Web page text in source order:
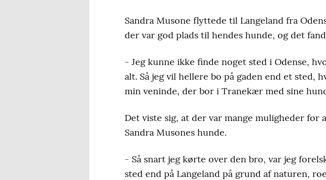
Sandra Musone flyttede til Langeland fra
der var god plads til hendes hunde, og det
- Jeg kunne ikke finde noget sted i Odense,
alt. Så jeg vil hellere bo på gaden end et sted,
min veninde, der bor i Tranekær med sine
Det viste sig, at der var mange muligheder for
Sandra Musones hunde.
- Så snart jeg kørte over den bro, var jeg
sted end på Langeland på grund af naturen,